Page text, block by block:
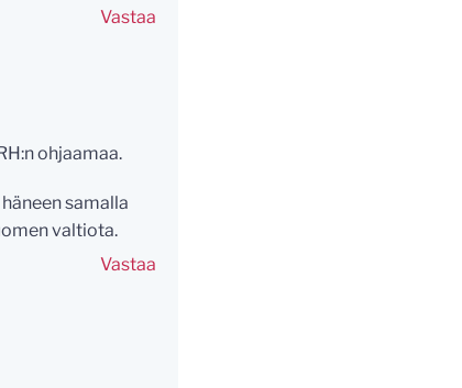
Vastaa
ohjaamaa.
samalla
valtiota.
Vastaa